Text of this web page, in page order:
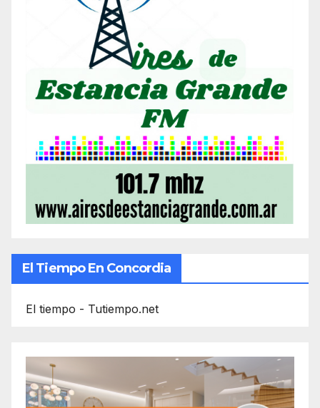
El Tiempo En Concordia
El tiempo - Tutiempo.net